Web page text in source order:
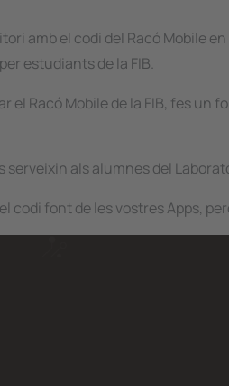
amb el codi del Racó Mobile
estudiants de la FIB.
el Racó Mobile de la FIB, fes
serveixin als alumnes del
codi font de les vostres Apps,